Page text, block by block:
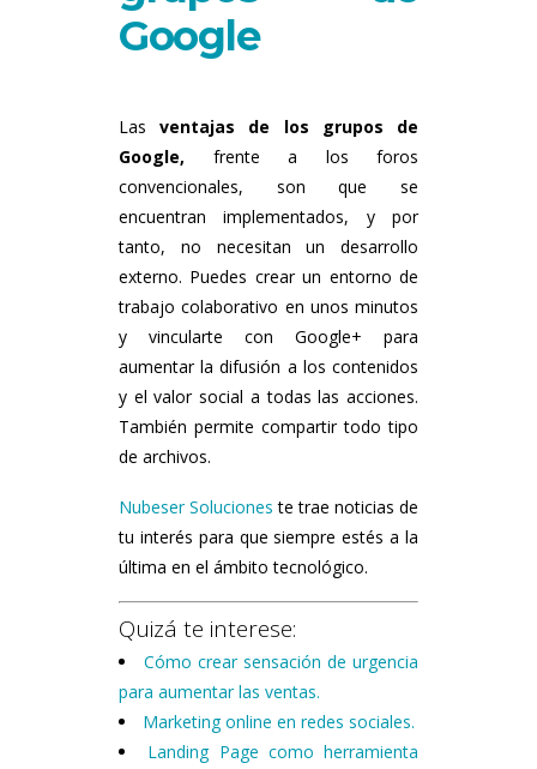
Google
Lasventajas de los grupos de
Google, frente a los foros
convencionales, son que se
encuentran implementados, y por
tanto, no necesitan un desarrollo
externo. Puedes crear un entorno de
trabajo colaborativo en unos minutos
y vincularte con Google+ para
aumentar la difusión a los contenidos
y el valor social a todas las acciones.
También permite compartir todo tipo
de archivos.
Nubeser Soluciones te trae noticias de
tu interés para que siempre estés a la
última en el ámbito tecnológico.
Quizá te interese:
Cómo crear sensación de urgencia
para aumentar las ventas.
Marketing online en redes sociales.
Landing Page como herramienta